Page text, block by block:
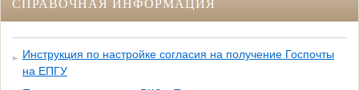
СПРАВОЧНАЯ ИНФОРМАЦИЯ
Инструкция по настройке согласия на получение Госпочты
на ЕПГУ